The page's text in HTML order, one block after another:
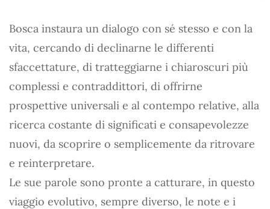
Bosca instaura un dialogo con sé stesso e con la
vita, cercando di declinarne le differenti
sfaccettature, di tratteggiarne i chiaroscuri più
complessi e contraddittori, di offrirne
prospettive universali e al contempo relative, alla
ricerca costante di significati e consapevolezze
nuovi, da scoprire o semplicemente da ritrovare
e reinterpretare.
Le sue parole sono pronte a catturare, in questo
viaggio evolutivo, sempre diverso, le note e i